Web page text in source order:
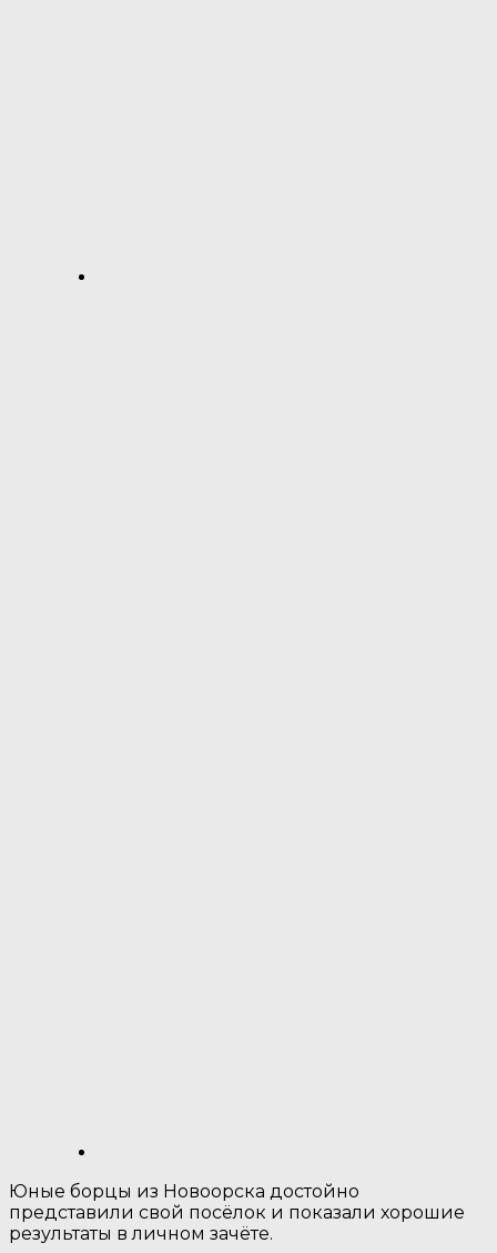
Юные борцы из Новоорска достойно
представили свой посёлок и показали хорошие
результаты в личном зачёте.